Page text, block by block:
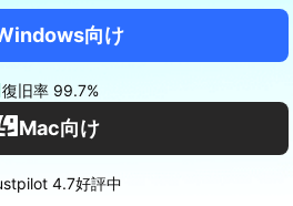
向け
復旧率 99.7%
Mac向け
4.7好評中